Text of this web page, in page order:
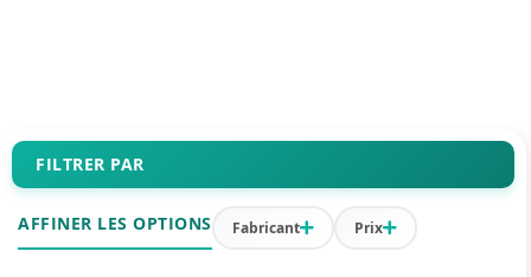
FILTRER PAR
AFFINER LES OPTIONS Fabricant Prix